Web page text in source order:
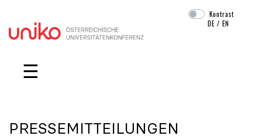
Navigation überspringen
Kontrast
DE /EN
☰
PRESSEMITTEILUNGEN